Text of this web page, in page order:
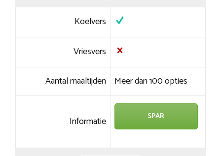
Koelvers
Vriesvers
Aantal maaltijden Meer dan 100 opties
Informatie SPAR